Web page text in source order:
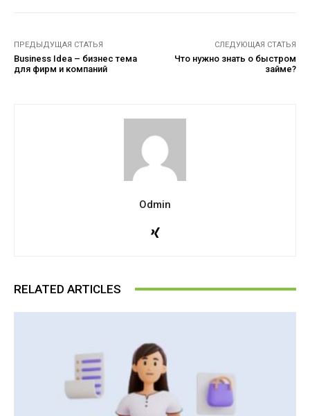
ПРЕДЫДУЩАЯ СТАТЬЯ
Business Idea – бизнес тема
для фирм и компаний
СЛЕДУЮЩАЯ СТАТЬЯ
Что нужно знать о быстром
займе?
Odmin
RELATED ARTICLES